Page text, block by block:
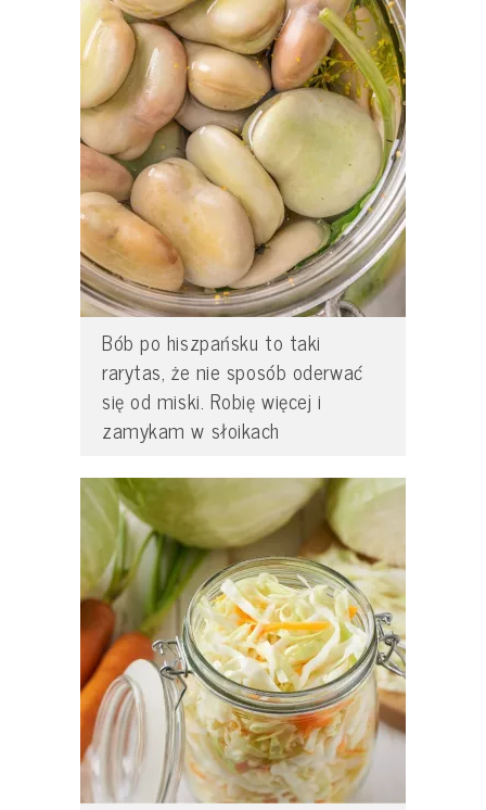
Bób po hiszpańsku to taki
rarytas, że nie sposób oderwać
się od miski. Robię więcej i
zamykam w słoikach